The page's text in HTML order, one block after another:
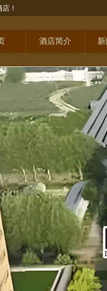
！
酒店简介